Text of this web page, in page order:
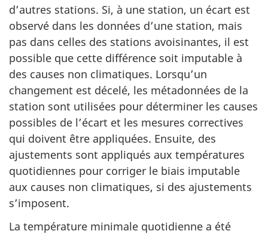
d’autres stations. Si, à une station, un écart est
observé dans les données d’une station, mais
pas dans celles des stations avoisinantes, il est
possible que cette différence soit imputable à
des causes non climatiques. Lorsqu’un
changement est décelé, les métadonnées de la
station sont utilisées pour déterminer les causes
possibles de l’écart et les mesures correctives
qui doivent être appliquées. Ensuite, des
ajustements sont appliqués aux températures
quotidiennes pour corriger le biais imputable
aux causes non climatiques, si des ajustements
s’imposent.
La température minimale quotidienne a été